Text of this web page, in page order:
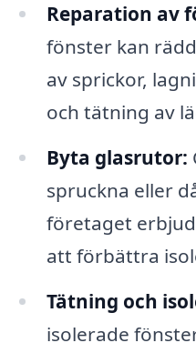
Reparation av
fönster kan
av sprickor,
och tätning av
Byta glasrutor:
spruckna eller
företaget
att förbättra
Tätning och
isolerade